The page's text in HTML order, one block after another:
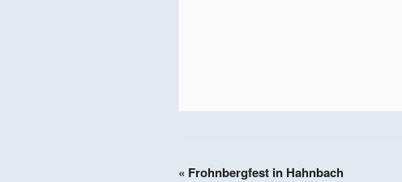
« Frohnbergfest in Hahnbach